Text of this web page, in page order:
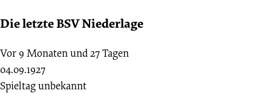
Die letzte BSV Niederlage
Vor 9 Monaten und 27 Tagen
04.09.1927
Spieltag unbekannt